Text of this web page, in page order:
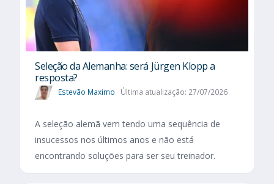
Seleção da Alemanha: será Jürgen Klopp a
resposta?
Estevão Maximo Última atualização: 27/07/2026
A seleção alemã vem tendo uma sequência de
insucessos nos últimos anos e não está
encontrando soluções para ser seu treinador.